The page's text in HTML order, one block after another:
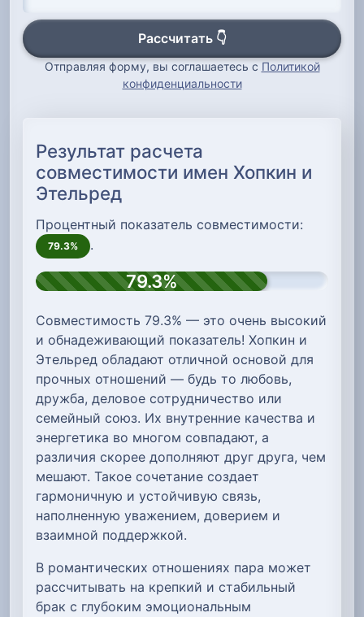
Рассчитать 👇
Отправляя форму, вы соглашаетесь с Политикой
конфиденциальности
Результат расчета
совместимости имен Хопкин и
Этельред
Процентный показатель совместимости:
79.3% .
79.3%
Совместимость 79.3% — это очень высокий
и обнадеживающий показатель! Хопкин и
Этельред обладают отличной основой для
прочных отношений — будь то любовь,
дружба, деловое сотрудничество или
семейный союз. Их внутренние качества и
энергетика во многом совпадают, а
различия скорее дополняют друг друга, чем
мешают. Такое сочетание создает
гармоничную и устойчивую связь,
наполненную уважением, доверием и
взаимной поддержкой.
В романтических отношениях пара может
рассчитывать на крепкий и стабильный
брак с глубоким эмоциональным